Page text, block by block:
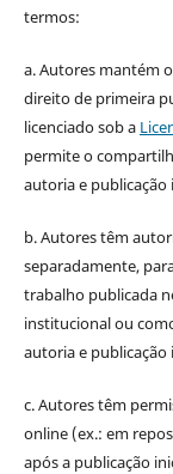
termos:
a. Autores mantém
direito de primeira
licenciado sob a
permite o
autoria e publicação
b. Autores têm
separadamente,
trabalho publicada
institucional ou
autoria e publicação
c. Autores têm
online (ex.: em
após a publicação